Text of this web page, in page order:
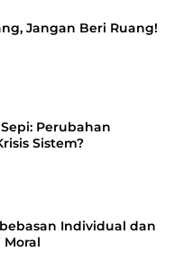
Jangan Beri Ruang!
Perubahan
Sistem?
Individual dan
Moral